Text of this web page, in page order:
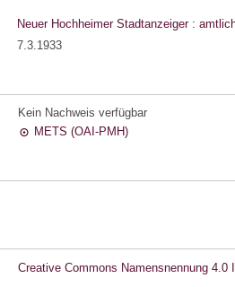
Neuer Hochheimer Stadtanzeiger :
7.3.1933
Kein Nachweis verfügbar
METS (OAI-PMH)
Creative Commons Namensnennung 4.0